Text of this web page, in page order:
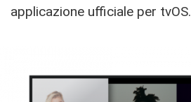
applicazione ufficiale per tvOS.